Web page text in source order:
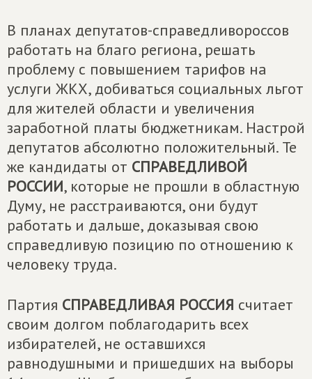
В планах депутатов-справедливороссов
работать на благо региона, решать
проблему с повышением тарифов на
услуги ЖКХ, добиваться социальных льгот
для жителей области и увеличения
заработной платы бюджетникам. Настрой
депутатов абсолютно положительный. Те
же кандидаты от СПРАВЕДЛИВОЙ
РОССИИ, которые не прошли в областную
Думу, не расстраиваются, они будут
работать и дальше, доказывая свою
справедливую позицию по отношению к
человеку труда.
Партия СПРАВЕДЛИВАЯ РОССИЯ считает
своим долгом поблагодарить всех
избирателей, не оставшихся
равнодушными и пришедших на выборы